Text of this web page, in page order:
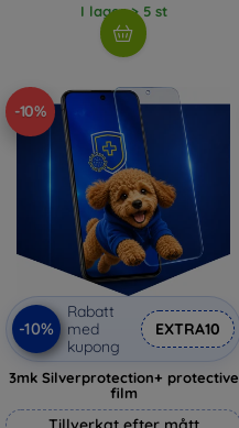
I lager > 5 st
-10%
-10%
Rabatt
med
kupong
EXTRA10
3mk Silverprotection+ protective
film